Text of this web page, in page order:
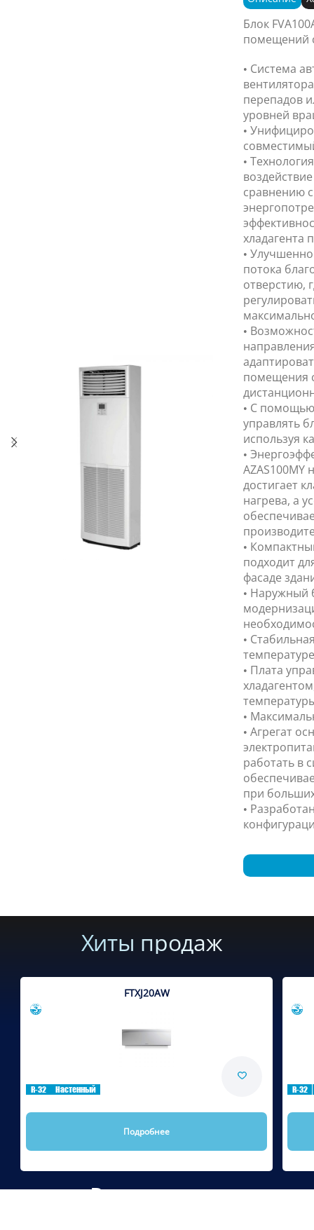
Блок
помещений
• Система
перепадов
уровней
•
•
сравнению
хладагента
•
потока
отверстию,
•
помещения
• С
управлять
используя
•
достигает
нагрева, а
•
подходит
фасаде
• Наружный
•
• Плата
•
• Агрегат
работать в
при
•
Хиты продаж
FTXJ20AW
R-32 Настенный
Подробнее
R-32
Рекомендуем